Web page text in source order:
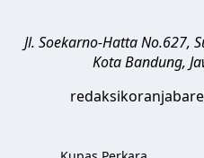
Jl. Soekarno-Hatta No.627,
Kota Bandung,